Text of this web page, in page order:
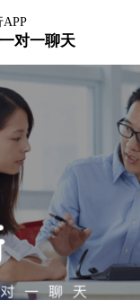
对一聊天